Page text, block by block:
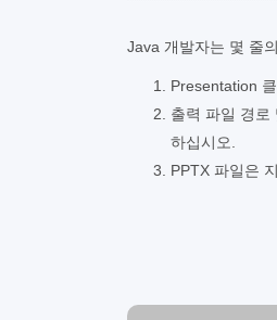
Java 개발자는 몇 줄
Presentation
출력 파일 경로
하십시오.
PPTX 파일은